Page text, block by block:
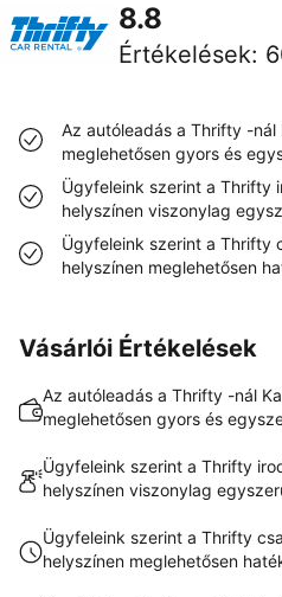
8.8
Értékelések:
Az autóleadás a Thrifty -nál
meglehetősen gyors és
Ügyfeleink szerint a Thrifty
helyszínen viszonylag
Ügyfeleink szerint a Thrifty
helyszínen meglehetősen
Vásárlói Értékelések
Az autóleadás a Thrifty -nál
meglehetősen gyors és
Ügyfeleink szerint a Thrifty
helyszínen viszonylag
Ügyfeleink szerint a Thrifty
helyszínen meglehetősen